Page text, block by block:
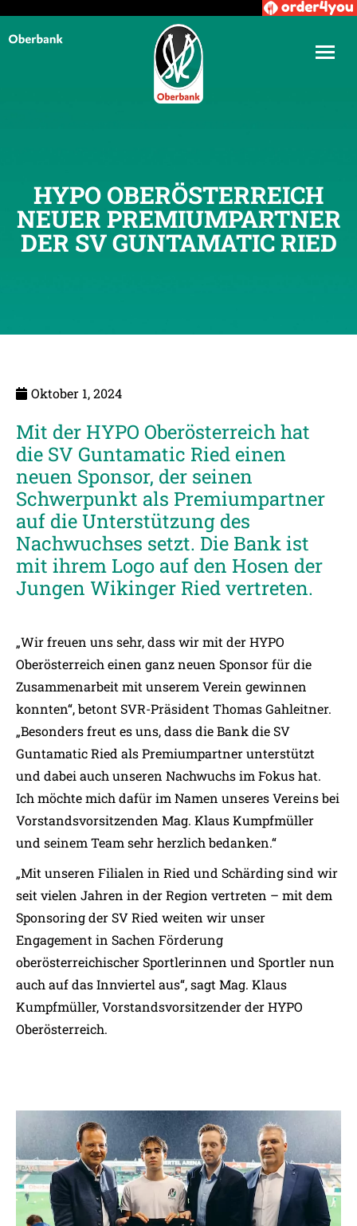
HYPO OBERÖSTERREICH
NEUER PREMIUMPARTNER
DER SV GUNTAMATIC RIED
Oktober 1, 2024
Mit der HYPO Oberösterreich hat
die SV Guntamatic Ried einen
neuen Sponsor, der seinen
Schwerpunkt als Premiumpartner
auf die Unterstützung des
Nachwuchses setzt. Die Bank ist
mit ihrem Logo auf den Hosen der
Jungen Wikinger Ried vertreten.
„Wir freuen uns sehr, dass wir mit der HYPO
Oberösterreich einen ganz neuen Sponsor für die
Zusammenarbeit mit unserem Verein gewinnen
konnten“, betont SVR-Präsident Thomas Gahleitner.
„Besonders freut es uns, dass die Bank die SV
Guntamatic Ried als Premiumpartner unterstützt
und dabei auch unseren Nachwuchs im Fokus hat.
Ich möchte mich dafür im Namen unseres Vereins bei
Vorstandsvorsitzenden Mag. Klaus Kumpfmüller
und seinem Team sehr herzlich bedanken.“
„Mit unseren Filialen in Ried und Schärding sind wir
seit vielen Jahren in der Region vertreten – mit dem
Sponsoring der SV Ried weiten wir unser
Engagement in Sachen Förderung
oberösterreichischer Sportlerinnen und Sportler nun
auch auf das Innviertel aus“, sagt Mag. Klaus
Kumpfmüller, Vorstandsvorsitzender der HYPO
Oberösterreich.